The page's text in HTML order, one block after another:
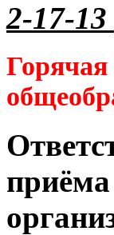
2-17-13